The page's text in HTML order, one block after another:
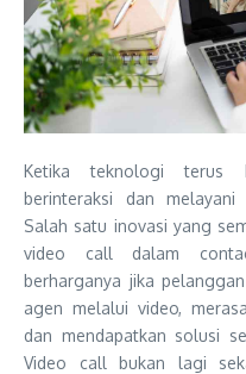
Ketika teknologi terus
berinteraksi dan
Salah satu inovasi yang
video call dalam
berharganya jika
agen melalui video,
dan mendapatkan solusi
Video call bukan lagi